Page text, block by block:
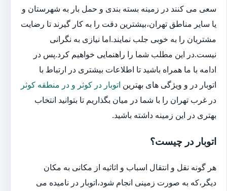
سعی می کنند در زمینه بسته بندی و حمل بار به شهرستان و
یا سایر مناطق تهران،بیشترین دقت را به کار گیرند تا رضایت
مشتریان را به خوبی جلب نمایند.اما نیازی به نگرانی
نیست.در این مطلب شما را راهنمایی خواهیم کرد.پس در
ادامه با ما همراه باشید تا اطلاعات بیشتری در ارتباط با
اتوبار در و ویژگی های بهترین اتوبار در کوثر و در منطقه کوثر
در غرب تهران را با شما در میان بگذاریم تا بتوانید انتخاب
بهتری در این زمینه داشته باشید.
اتوبار در چیست؟
هر گونه نقل و انتقال اسباب و اثاثیه از مکانی به مکان
دیگر،که به صورت زمینی انجام شود،اتوبار در نامیده می